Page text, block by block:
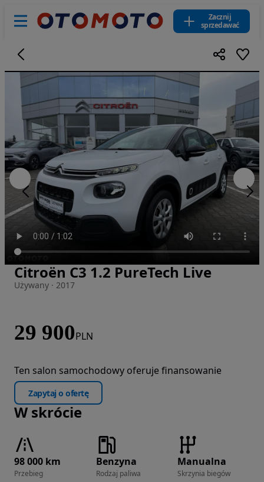
Zacznij
sprzedawać
Zdjęcie 1 z 13
Citroën C3 1.2 PureTech Live
Używany · 2017
29 900PLN
Ten salon samochodowy oferuje finansowanie
Zapytaj o ofertę
W skrócie
98 000 km
Przebieg
Benzyna
Rodzaj paliwa
Manualna
Skrzynia biegów